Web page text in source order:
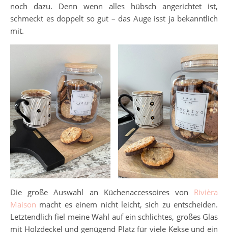
noch dazu. Denn wenn alles hübsch angerichtet ist,
schmeckt es doppelt so gut – das Auge isst ja bekanntlich
mit.
Die große Auswahl an Küchenaccessoires von Rivièra
Maison macht es einem nicht leicht, sich zu entscheiden.
Letztendlich fiel meine Wahl auf ein schlichtes, großes Glas
mit Holzdeckel und genügend Platz für viele Kekse und ein